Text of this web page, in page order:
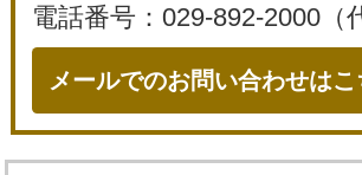
電話番号：029-892-2000（
メールでのお問い合わせはこ